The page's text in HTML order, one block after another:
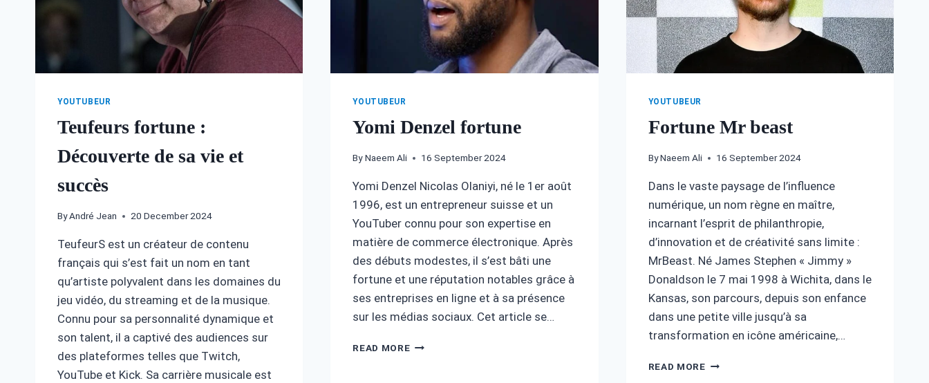
YOUTUBEUR
Teufeurs fortune :
Découverte de sa vie et
succès
ByAndré Jean 20 December 2024
TeufeurS est un créateur de contenu
français qui s’est fait un nom en tant
qu’artiste polyvalent dans les domaines du
jeu vidéo, du streaming et de la musique.
Connu pour sa personnalité dynamique et
son talent, il a captivé des audiences sur
des plateformes telles que Twitch,
YouTube et Kick. Sa carrière musicale est
YOUTUBEUR
Yomi Denzel fortune
By Naeem Ali 16 September 2024
Yomi Denzel Nicolas Olaniyi, né le 1er août
1996, est un entrepreneur suisse et un
YouTuber connu pour son expertise en
matière de commerce électronique. Après
des débuts modestes, il s’est bâti une
fortune et une réputation notables grâce à
ses entreprises en ligne et à sa présence
sur les médias sociaux. Cet article se…
READ MOREYOMI
YOUTUBEUR
Fortune Mr beast
By Naeem Ali 16 September 2024
Dans le vaste paysage de l’influence
numérique, un nom règne en maître,
incarnant l’esprit de philanthropie,
d’innovation et de créativité sans limite :
MrBeast. Né James Stephen « Jimmy »
Donaldson le 7 mai 1998 à Wichita, dans le
Kansas, son parcours, depuis son enfance
dans une petite ville jusqu’à sa
transformation en icône américaine,…
READ MOREFORTUNE